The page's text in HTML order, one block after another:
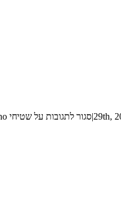
|סגור לתגובות על שטיחי Al Mano